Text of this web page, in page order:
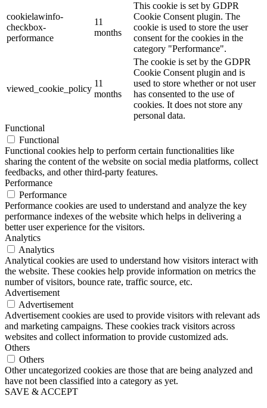
cookielawinfo-
checkbox-
performance
11
months
This cookie is set by GDPR
Cookie Consent plugin. The
cookie is used to store the user
consent for the cookies in the
category "Performance".
viewed_cookie_policy
11
months
The cookie is set by the GDPR
Cookie Consent plugin and is
used to store whether or not user
has consented to the use of
cookies. It does not store any
personal data.
Functional
Functional
Functional cookies help to perform certain functionalities like
sharing the content of the website on social media platforms, collect
feedbacks, and other third-party features.
Performance
Performance
Performance cookies are used to understand and analyze the key
performance indexes of the website which helps in delivering a
better user experience for the visitors.
Analytics
Analytics
Analytical cookies are used to understand how visitors interact with
the website. These cookies help provide information on metrics the
number of visitors, bounce rate, traffic source, etc.
Advertisement
Advertisement
Advertisement cookies are used to provide visitors with relevant ads
and marketing campaigns. These cookies track visitors across
websites and collect information to provide customized ads.
Others
Others
Other uncategorized cookies are those that are being analyzed and
have not been classified into a category as yet.
SAVE & ACCEPT